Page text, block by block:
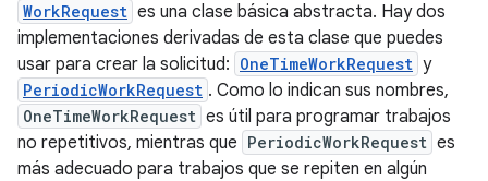
WorkRequest es una clase básica abstracta. Hay dos
implementaciones derivadas de esta clase que puedes
usar para crear la solicitud: OneTimeWorkRequest y
PeriodicWorkRequest . Como lo indican sus nombres,
OneTimeWorkRequest es útil para programar trabajos
no repetitivos, mientras que PeriodicWorkRequest es
más adecuado para trabajos que se repiten en algún